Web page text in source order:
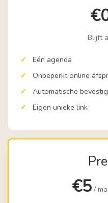
Blijft
Eén agenda
Onbeperkt online
Automatische
Eigen unieke link
€5 /